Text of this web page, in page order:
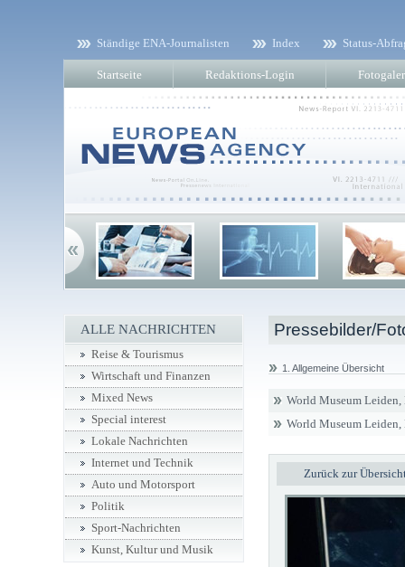
Ständige ENA-Journalisten Index Status-
Startseite Redaktions-Login
Pressebilder/
1. Allgemeine Übersicht
World Museum Leiden,
World Museum Leiden,
Zurück zur
ALLE NACHRICHTEN
Reise & Tourismus
Wirtschaft und Finanzen
Mixed News
Special interest
Lokale Nachrichten
Internet und Technik
Auto und Motorsport
Politik
Sport-Nachrichten
Kunst, Kultur und Musik